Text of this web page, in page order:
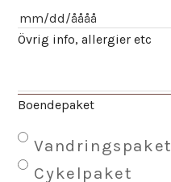
Övrig info, allergier etc
Boendepaket
Vandringspaket
Cykelpaket